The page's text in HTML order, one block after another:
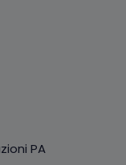
PA